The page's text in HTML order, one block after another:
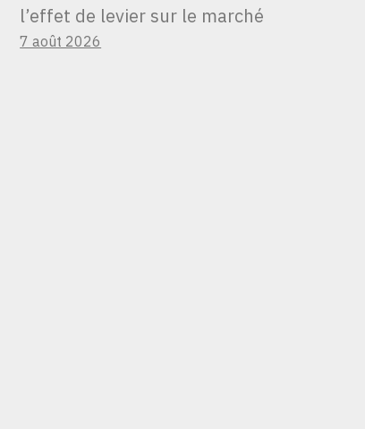
l’effet de levier sur le marché
7 août 2026